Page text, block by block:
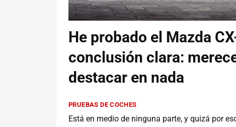
He probado el Mazda
conclusión clara:
destacar en nada
PRUEBAS DE COCHES
Está en medio de ninguna parte, y quizá por